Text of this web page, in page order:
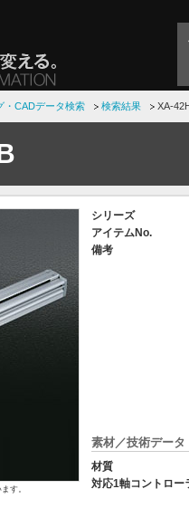
・CADデータ検索 検索結果 XA-
す。
シリーズ
アイテムNo.
備考
素材／技術データ
材質
対応1軸コントロー